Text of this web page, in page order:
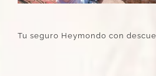
Tu seguro Heymondo con